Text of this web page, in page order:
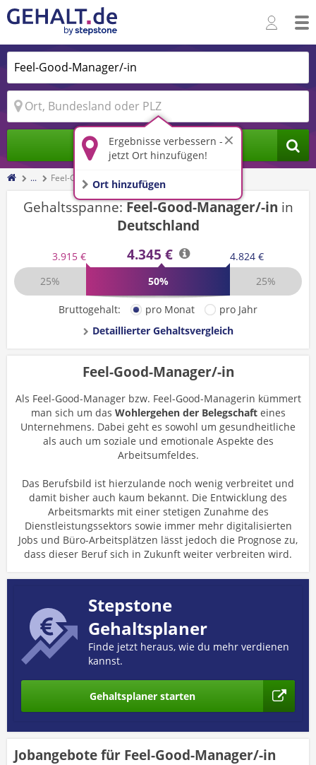
Ergebnisse verbessern -
jetzt Ort hinzufügen!
Ort hinzufügen
Jobs finden
... Feel-Good-Manager/-in
Gehaltsspanne:Feel-Good-Manager/-in in
Deutschland
3.915 € 4.345 €
4.824 €
25%
50% 25%
Bruttogehalt: pro Monat
pro Jahr
Detaillierter Gehaltsvergleich
Feel-Good-Manager/-in
Als Feel-Good-Manager bzw. Feel-Good-Managerin kümmert
man sich um das Wohlergehen der Belegschafteines
Unternehmens. Dabei geht es sowohl um gesundheitliche
als auch um soziale und emotionale Aspekte des
Arbeitsumfeldes.
Das Berufsbild ist hierzulande noch wenig verbreitet und
damit bisher auch kaum bekannt. Die Entwicklung des
Arbeitsmarkts mit einer stetigen Zunahme des
Dienstleistungssektors sowie immer mehr digitalisierten
Jobs und Büro-Arbeitsplätzen lässt jedoch die Prognose zu,
dass dieser Beruf sich in Zukunft weiter verbreiten wird.
Stepstone
Gehaltsplaner
Finde jetzt heraus, wie du mehr verdienen
kannst.
Gehaltsplaner starten
Jobangebote für Feel-Good-Manager/-in